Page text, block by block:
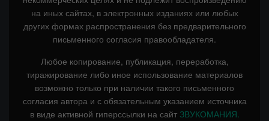
на иных сайтах, в электронных изданиях или любых
других формах распространения без предварительного
письменного согласия правообладателя.
Любое копирование, публикация, переработка,
тиражирование либо иное использование материалов
возможно только при наличии такого письменного
согласия автора и с обязательным указанием источника
в виде активной гиперссылки на сайт ЗВУКОМАНИЯ.